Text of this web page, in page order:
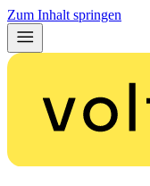
Zum Inhalt springen